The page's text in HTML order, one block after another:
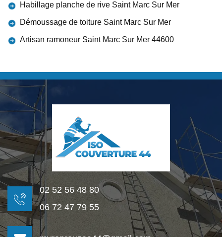
Habillage planche de rive Saint Marc Sur Mer
Démoussage de toiture Saint Marc Sur Mer
Artisan ramoneur Saint Marc Sur Mer 44600
02 52 56 48 80
06 72 47 79 55